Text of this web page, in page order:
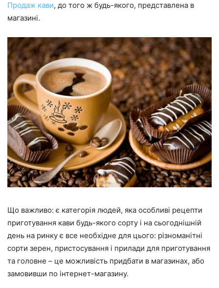
Продаж кави, до того ж будь-якого, представлена в
магазині.
Що важливо: є категорія людей, яка особливі рецепти
приготування кави будь-якого сорту і на сьогоднішній
день на ринку є все необхідне для цього: різноманітні
сорти зерен, пристосування і прилади для приготування
та головне – це можливість придбати в магазинах, або
замовивши по інтернет-магазину.